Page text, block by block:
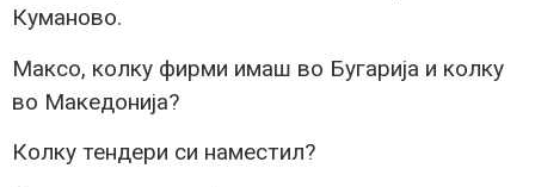
Куманово.
Максо, колку фирми имаш во Бугарија и колку
во Македонија?
Колку тендери си наместил?